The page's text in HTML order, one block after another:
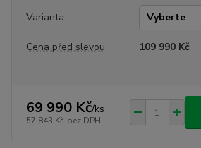
Varianta
Cena před slevou 109 990 Kč
69 990 Kč/ks
57 843 Kč bez DPH